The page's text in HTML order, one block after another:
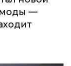
моды —